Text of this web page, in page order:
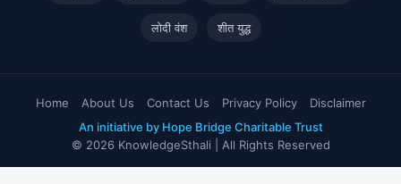
लोदी वंश शीत युद्ध
Home About Us Contact Us Privacy Policy
Disclaimer
An initiative by Hope Bridge Charitable Trust
© 2026 KnowledgeSthali | All Rights Reserved